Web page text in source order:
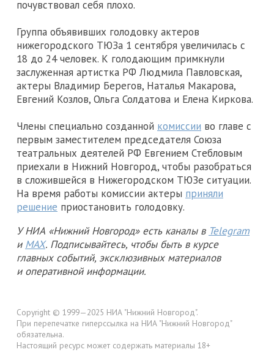
почувствовал себя плохо.
Группа объявивших голодовку актеров
нижегородского ТЮЗа 1 сентября увеличилась с
18 до 24 человек. К голодающим примкнули
заслуженная артистка РФ Людмила Павловская,
актеры Владимир Берегов, Наталья Макарова,
Евгений Козлов, Ольга Солдатова и Елена Киркова.
Члены специально созданной комиссии во главе с
первым заместителем председателя Союза
театральных деятелей РФ Евгением Стебловым
приехали в Нижний Новгород, чтобы разобраться
в сложившейся в Нижегородском ТЮЗе ситуации.
На время работы комиссии актеры приняли
решение приостановить голодовку.
У НИА «Нижний Новгород» есть каналы в Telegram
и MAX. Подписывайтесь, чтобы быть в курсе
главных событий, эксклюзивных материалов
и оперативной информации.
Copyright © 1999—2025 НИА "Нижний Новгород".
При перепечатке гиперссылка на НИА "Нижний Новгород"
обязательна.
Настоящий ресурс может содержать материалы 18+